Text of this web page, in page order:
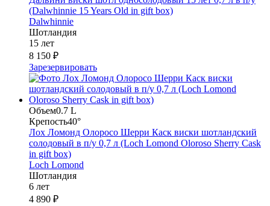
(Dalwhinnie 15 Years Old in gift box)
Dalwhinnie
Шотландия
15 лет
8 150 ₽
Зарезервировать
Объем0.7 L
Крепость40°
Лох Ломонд Олоросо Шерри Каск виски шотландский
солодовый в п/у 0,7 л (Loch Lomond Oloroso Sherry Cask
in gift box)
Loch Lomond
Шотландия
6 лет
4 890 ₽